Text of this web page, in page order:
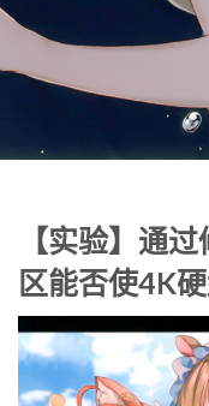
【实验】通
区能否使4K